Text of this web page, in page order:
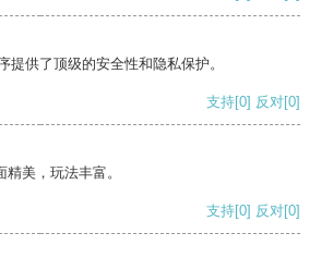
提供了顶级的安全性和隐私保护。
支持[0] 反对[0]
美，玩法丰富。
支持[0] 反对[0]